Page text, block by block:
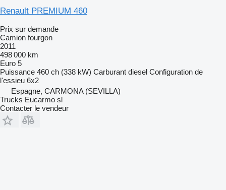
Renault PREMIUM 460
Prix sur demande
Camion fourgon
2011
498 000 km
Euro 5
Puissance 460 ch (338 kW) Carburant diesel Configuration de
l'essieu 6x2
Espagne, CARMONA (SEVILLA)
Trucks Eucarmo sl
Contacter le vendeur